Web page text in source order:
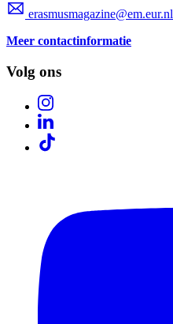
erasmusmagazine@em.eur.nl
Meer contactinformatie
Volg ons